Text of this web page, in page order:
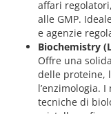
affari
alle GMP.
e agenzie
Biochemistry
Offre una
delle proteine,
l’enzimologia.
tecniche di